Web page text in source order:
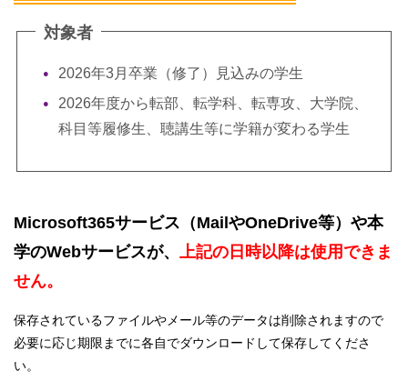
対象者
2026年3月卒業（修了）見込みの学生
2026年度から転部、転学科、転専攻、大学院、
科目等履修生、聴講生等に学籍が変わる学生
Microsoft365サービス（MailやOneDrive等）や本
学のWebサービスが、
上記の日時以降は使用できま
せん。
保存されているファイルやメール等のデータは削除されますので
必要に応じ期限までに各自でダウンロードして保存してくださ
い。